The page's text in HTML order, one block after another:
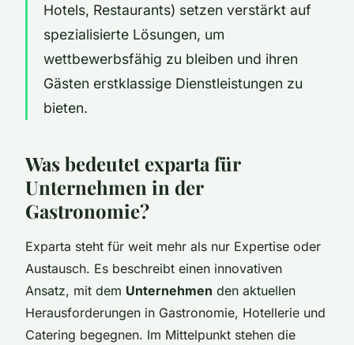
Hotels, Restaurants) setzen verstärkt auf
spezialisierte Lösungen, um
wettbewerbsfähig zu bleiben und ihren
Gästen erstklassige Dienstleistungen zu
bieten.
Was bedeutet exparta für
Unternehmen in der
Gastronomie?
Exparta steht für weit mehr als nur Expertise oder
Austausch. Es beschreibt einen innovativen
Ansatz, mit dem Unternehmen den aktuellen
Herausforderungen in Gastronomie, Hotellerie und
Catering begegnen. Im Mittelpunkt stehen die